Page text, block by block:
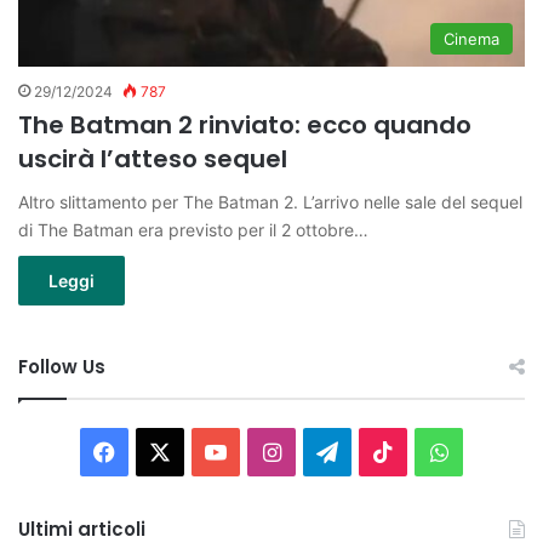
Cinema
29/12/2024 787
The Batman 2 rinviato: ecco quando
uscirà l’atteso sequel
Altro slittamento per The Batman 2. L’arrivo nelle sale del sequel
di The Batman era previsto per il 2 ottobre…
Leggi
Follow Us
Facebook You InstagramTelegram
TikTok
Ultimi articoli